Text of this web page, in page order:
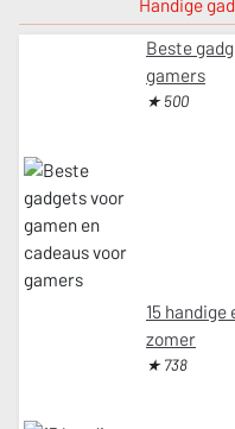
Handige
Beste
gamers
★ 500
15
zomer
★ 738